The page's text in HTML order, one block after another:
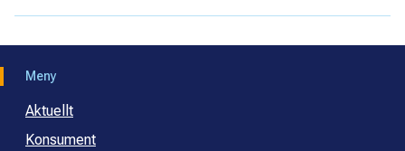
Meny
Aktuellt
Konsument